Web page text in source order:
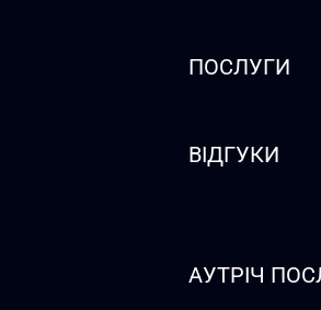
ПОСЛУГИ
ВІДГУКИ
АУТРІЧ